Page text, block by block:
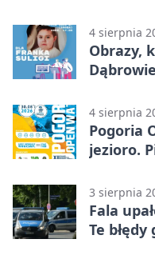
4 sierpnia
Obrazy,
4 sierpnia
Pogoria
jezioro.
3 sierpnia
Fala
Te